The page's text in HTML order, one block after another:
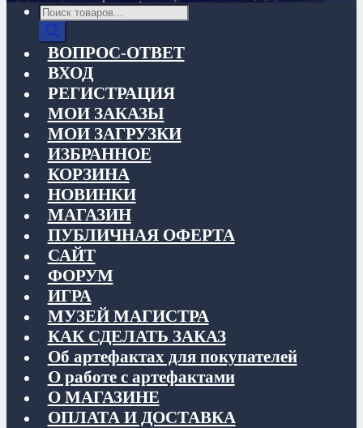
Поиск
товаров
ВОПРОС-ОТВЕТ
ВХОД
РЕГИСТРАЦИЯ
МОИ ЗАКАЗЫ
МОИ ЗАГРУЗКИ
ИЗБРАННОЕ
КОРЗИНА
НОВИНКИ
МАГАЗИН
ПУБЛИЧНАЯ ОФЕРТА
САЙТ
ФОРУМ
ИГРА
МУЗЕЙ МАГИСТРА
КАК СДЕЛАТЬ ЗАКАЗ
Об артефактах для покупателей
О работе с артефактами
О МАГАЗИНЕ
ОПЛАТА И ДОСТАВКА